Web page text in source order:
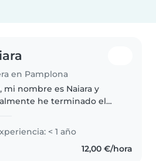
en Pamplona
mi nombre es Naiara y
he terminado el
en Educación
y tengo 21 años.
me ha apasionado el
< 1 año
12,00 €/hora